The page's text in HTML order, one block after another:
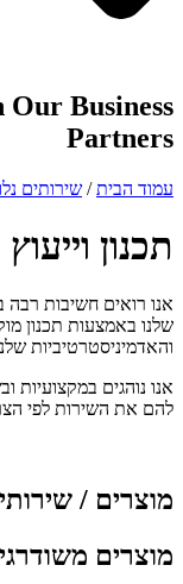
Business
Partners
עמוד הבית/ שירותים
תכנון
אנו רואים חשיבות רבה
שלנו באמצעות תכנון
והאדמיניסטרטיביות
אנו נוהגים במקצועיות
להם את השירות לפי
מוצרים /
מוצרים